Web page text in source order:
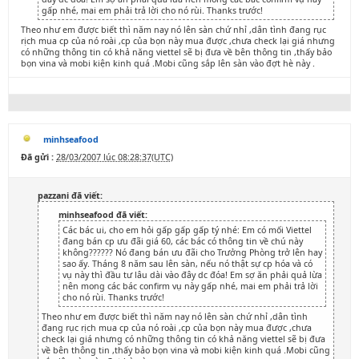
gấp nhé, mai em phải trả lời cho nó rùi. Thanks trước!
Theo như em được biết thì năm nay nó lên sàn chứ nhỉ ,dân tình đang rục
rịch mua cp của nó roài ,cp của bọn này mua được ,chưa check lại giá nhưng
có những thông tin có khả năng viettel sẽ bị đưa về bên thông tin ,thấy bảo
bọn vina và mobi kiện kinh quá .Mobi cũng sắp lên sàn vào đợt hè này .
minhseafood
Đã gửi : 28/03/2007 lúc 08:28:37(UTC)
pazzani đã viết:
minhseafood đã viết:
Các bác ui, cho em hỏi gấp gấp gấp tý nhé: Em có mối Viettel
đang bán cp ưu đãi giá 60, các bác có thông tin về chú này
không?????? Nó đang bán ưu đãi cho Trưởng Phòng trở lên hay
sao ấy. Tháng 8 năm sau lên sàn, nếu nó thật sự cp hóa và có
vụ này thì đầu tư lâu dài vào đây dc đóa! Em sợ ăn phải quả lừa
nên mong các bác confirm vụ này gấp nhé, mai em phải trả lời
cho nó rùi. Thanks trước!
Theo như em được biết thì năm nay nó lên sàn chứ nhỉ ,dân tình
đang rục rịch mua cp của nó roài ,cp của bọn này mua được ,chưa
check lại giá nhưng có những thông tin có khả năng viettel sẽ bị đưa
về bên thông tin ,thấy bảo bọn vina và mobi kiện kinh quá .Mobi cũng